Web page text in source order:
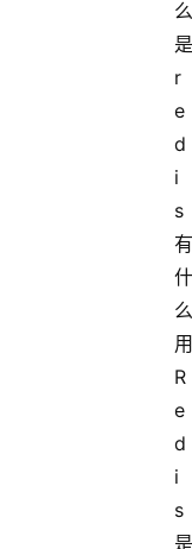
么
是
r
e
d
i
s
有
什
么
用
R
e
d
i
s
是